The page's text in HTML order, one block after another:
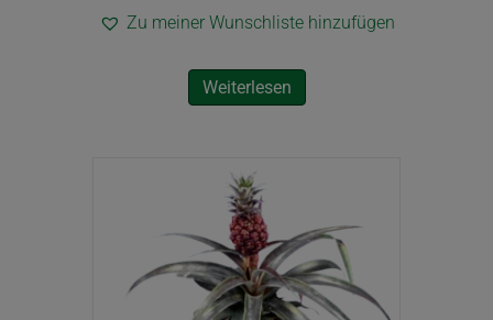
Zu meiner Wunschliste hinzufügen
Weiterlesen